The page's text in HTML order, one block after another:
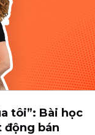
tôi”: Bài học
động bán